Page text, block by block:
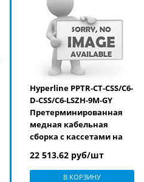
Hyperline PPTR-CT-CSS/C6-
D-CSS/C6-LSZH-9M-GY
Претерминированная
медная кабельная
сборка с кассетами на
6, LSZH, 9 м, цвет серый
22 513.62 руб/шт
В КОРЗИНУ